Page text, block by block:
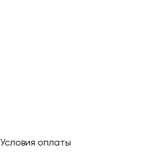
Условия оплаты